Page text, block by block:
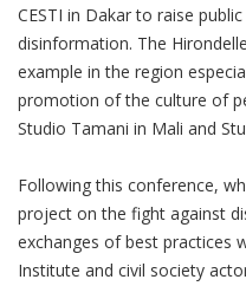
CESTI in Dakar to raise
disinformation. The
example in the region
promotion of the culture of
Studio Tamani in Mali and
Following this conference,
project on the fight against
exchanges of best practices
Institute and civil society